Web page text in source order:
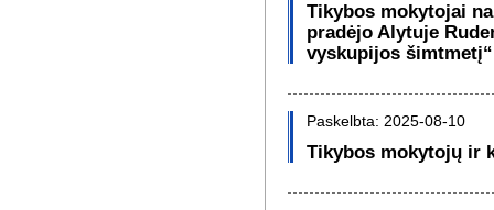
Tikybos mokytojai
pradėjo Alytuje
vyskupijos šimtmetį“
Paskelbta: 2025-08-10
Tikybos mokytojų ir